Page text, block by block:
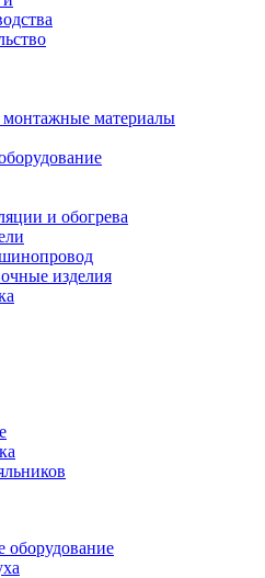
материалы
и обогрева
изделия